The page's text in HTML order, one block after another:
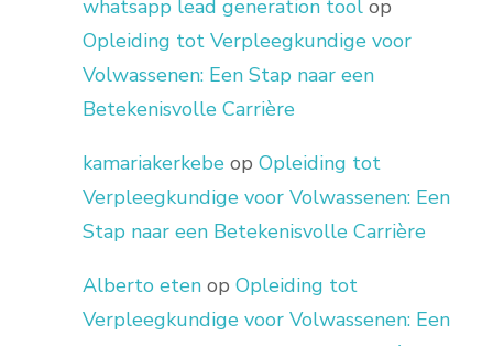
whatsapp lead generation tool op
Opleiding tot Verpleegkundige voor
Volwassenen: Een Stap naar een
Betekenisvolle Carrière
kamariakerkebe op Opleiding tot
Verpleegkundige voor Volwassenen: Een
Stap naar een Betekenisvolle Carrière
Alberto eten op Opleiding tot
Verpleegkundige voor Volwassenen: Een